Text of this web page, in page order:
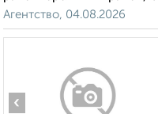
Агентство, 04.08.2026
‹